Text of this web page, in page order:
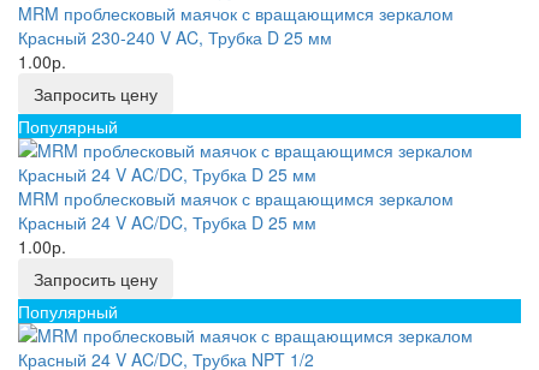
MRM проблесковый маячок с вращающимся зеркалом
Красный 230-240 V AC, Трубка D 25 мм
1.00р.
Запросить цену
Популярный
MRM проблесковый маячок с вращающимся зеркалом
Красный 24 V AC/DC, Трубка D 25 мм
1.00р.
Запросить цену
Популярный